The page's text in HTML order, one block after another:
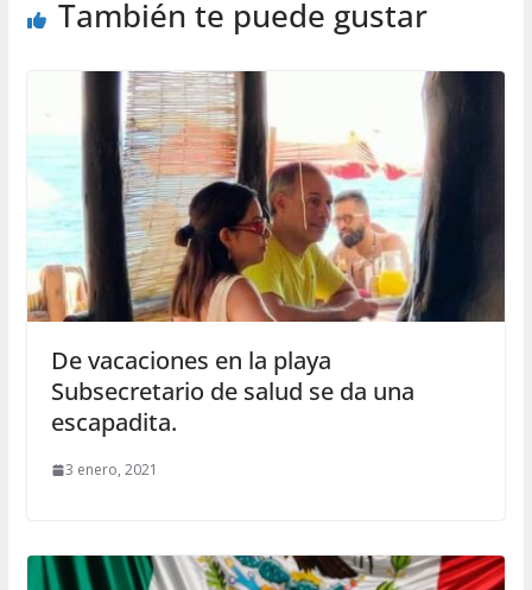
También te puede gustar
De vacaciones en la playa
Subsecretario de salud se da una
escapadita.
3 enero, 2021